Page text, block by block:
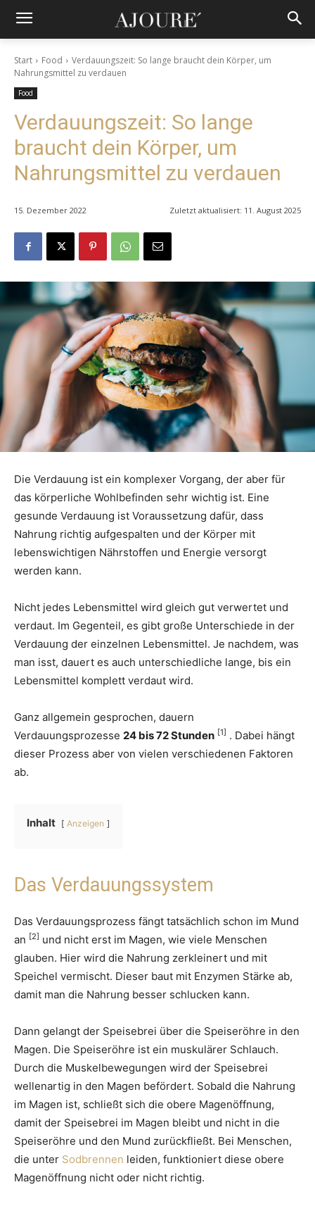
Start Food
Verdauungszeit: So lange braucht dein Körper, um
Nahrungsmittel zu verdauen
Food
Verdauungszeit: So lange
braucht dein Körper, um
Nahrungsmittel zu verdauen
15. Dezember 2022 Zuletzt aktualisiert: 11. August 2025
Die Verdauung ist ein komplexer Vorgang, der aber für
das körperliche Wohlbefinden sehr wichtig ist. Eine
gesunde Verdauung ist Voraussetzung dafür, dass
Nahrung richtig aufgespalten und der Körper mit
lebenswichtigen Nährstoffen und Energie versorgt
werden kann.
Nicht jedes Lebensmittel wird gleich gut verwertet und
verdaut. Im Gegenteil, es gibt große Unterschiede in der
Verdauung der einzelnen Lebensmittel. Je nachdem, was
man isst, dauert es auch unterschiedliche lange, bis ein
Lebensmittel komplett verdaut wird.
Ganz allgemein gesprochen, dauern
Verdauungsprozesse 24 bis 72 Stunden [1] . Dabei hängt
dieser Prozess aber von vielen verschiedenen Faktoren
ab.
Inhalt Anzeigen
Das Verdauungssystem
Das Verdauungsprozess fängt tatsächlich schon im Mund
an [2] und nicht erst im Magen, wie viele Menschen
glauben. Hier wird die Nahrung zerkleinert und mit
Speichel vermischt. Dieser baut mit Enzymen Stärke ab,
damit man die Nahrung besser schlucken kann.
Dann gelangt der Speisebrei über die Speiseröhre in den
Magen. Die Speiseröhre ist ein muskulärer Schlauch.
Durch die Muskelbewegungen wird der Speisebrei
wellenartig in den Magen befördert. Sobald die Nahrung
im Magen ist, schließt sich die obere Magenöffnung,
damit der Speisebrei im Magen bleibt und nicht in die
Speiseröhre und den Mund zurückfließt. Bei Menschen,
die unter Sodbrennen leiden, funktioniert diese obere
Magenöffnung nicht oder nicht richtig.